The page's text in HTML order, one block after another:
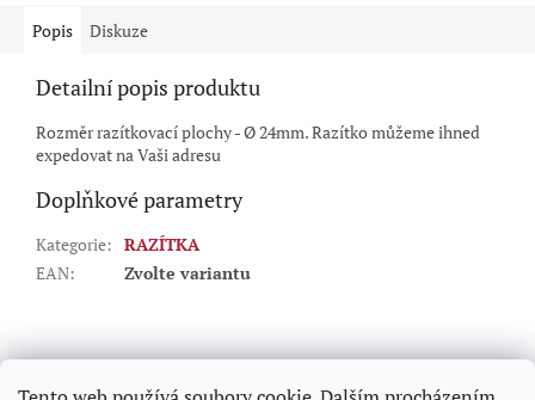
Popis Diskuze
Detailní popis produktu
Rozměr razítkovací plochy - Ø 24mm. Razítko můžeme ihned
expedovat na Vaši adresu
Doplňkové parametry
Kategorie: RAZÍTKA
EAN: Zvolte variantu
á